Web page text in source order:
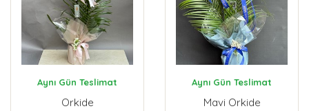
Aynı Gün Teslimat
Orkide
Aynı Gün Teslimat
Mavi Orkide